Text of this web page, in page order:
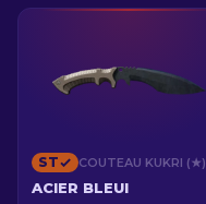
ST COUTEAU KUKRI (★)
ACIER BLEUI